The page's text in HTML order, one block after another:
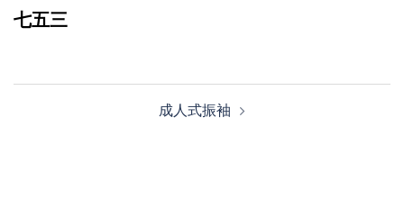
七五三
成人式振袖